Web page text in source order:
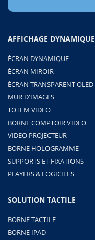
AFFICHAGE DYNAMIQUE
ÉCRAN DYNAMIQUE
ÉCRAN MIROIR
ÉCRAN TRANSPARENT OLED
MUR D'IMAGES
TOTEM VIDEO
BORNE COMPTOIR VIDEO
VIDEO PROJECTEUR
BORNE HOLOGRAMME
SUPPORTS ET FIXATIONS
PLAYERS & LOGICIELS
SOLUTION TACTILE
BORNE TACTILE
BORNE IPAD